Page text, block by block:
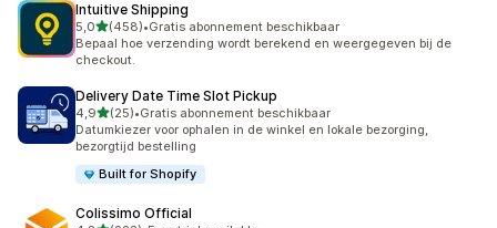
Intuitive Shipping
5,0van 5 sterren
(458)
458 recensies in totaal
•Gratis abonnement beschikbaar
Bepaal hoe verzending wordt berekend en weergegeven bij de
checkout.
Delivery Date Time Slot Pickup
4,9van 5 sterren
(25)
25 recensies in totaal
•Gratis abonnement beschikbaar
Datumkiezer voor ophalen in de winkel en lokale bezorging,
bezorgtijd bestelling
Built for Shopify
Colissimo Official